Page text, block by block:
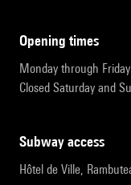
opening times
Monday through
Closed Saturday and
subway access
Hôtel de Ville,